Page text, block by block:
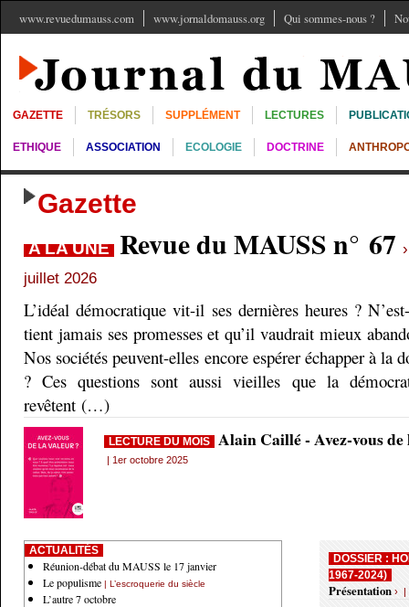
www.revuedumauss.com www.jornaldomauss.org Qui sommes-nous ?
GAZETTE TRÉSORS SUPPLÉMENT LECTURES
ETHIQUE ASSOCIATION ECOLOGIE DOCTRINE
Gazette
A LA UNE Revue du MAUSS n° 67
juillet 2026
L’idéal démocratique vit-il ses dernières heures ?
tient jamais ses promesses et qu’il vaudrait mieux
Nos sociétés peuvent-elles encore espérer échapper à la
? Ces questions sont aussi vieilles que la
revêtent (…)
LECTURE DU MOIS Alain Caillé - Avez-vous
| 1er octobre 2025
DOSSIER :
1967-2024)
Présentation › |
ACTUALITÉS
Réunion-débat du MAUSS le 17 janvier
Le populisme | L’escroquerie du siècle
L’autre 7 octobre